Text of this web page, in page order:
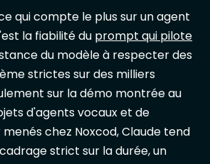
qui compte le plus sur un agent
la fiabilité du prompt qui pilote
du modèle à respecter des
strictes sur des milliers
sur la démo montrée au
d'agents vocaux et de
chez Noxcod, Claude tend
strict sur la durée, un